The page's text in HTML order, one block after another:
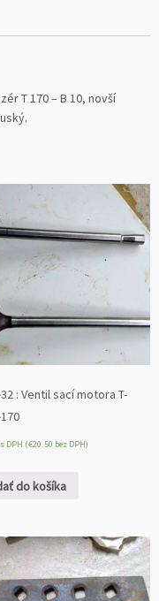
T 170 – B 10, novší
: Ventil sací motora T-
s DPH (€20.50 bez DPH)
do košíka